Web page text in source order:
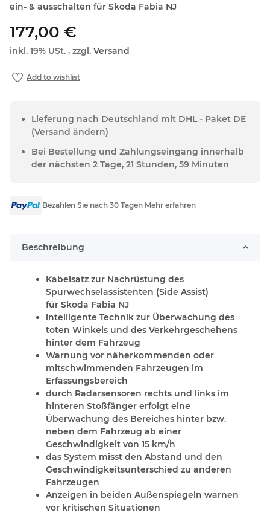
ein- & ausschalten für Skoda Fabia NJ
177,00 €
inkl. 19% USt. , zzgl. Versand
Lieferung nach Deutschland mit DHL - Paket DE
(Versand ändern)
Bei Bestellung und Zahlungseingang innerhalb
der nächsten 2 Tage, 21 Stunden, 59 Minuten
Bezahlen Sie nach 30 Tagen Mehr erfahren
Beschreibung
Kabelsatz zur Nachrüstung des
Spurwechselassistenten (Side Assist)
für Skoda Fabia NJ
intelligente Technik zur Überwachung des
toten Winkels und des Verkehrgeschehens
hinter dem Fahrzeug
Warnung vor näherkommenden oder
mitschwimmenden Fahrzeugen im
Erfassungsbereich
durch Radarsensoren rechts und links im
hinteren Stoßfänger erfolgt eine
Überwachung des Bereiches hinter bzw.
neben dem Fahrzeug ab einer
Geschwindigkeit von 15 km/h
das System misst den Abstand und den
Geschwindigkeitsunterschied zu anderen
Fahrzeugen
Anzeigen in beiden Außenspiegeln warnen
vor kritischen Situationen